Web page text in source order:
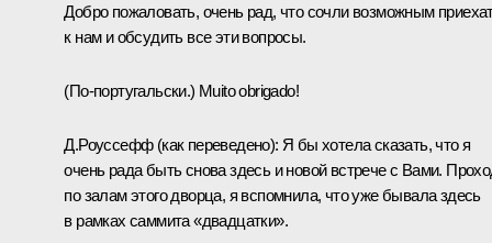
Добро пожаловать, очень рад, что сочли возможным
к нам и обсудить все эти вопросы.
(По-португальски.) Muito obrigado!
Д.Роуссефф (как переведено): Я бы хотела сказать, что я
очень рада быть снова здесь и новой встрече с Вами.
по залам этого дворца, я вспомнила, что ужебывалаздесь
в рамках саммита «двадцатки».